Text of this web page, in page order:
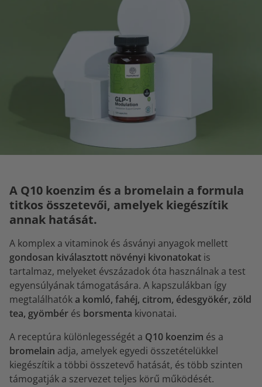
A Q10 koenzim és a bromelain a formula
titkos összetevői, amelyek kiegészítik
annak hatását.
A komplex a vitaminok és ásványi anyagok mellett
gondosan kiválasztott növényi kivonatokat is
tartalmaz, melyeket évszázadok óta használnak a test
egyensúlyának támogatására. A kapszulákban így
megtalálhatók a komló, fahéj, citrom, édesgyökér, zöld
tea, gyömbér és borsmenta kivonatai.
A receptúra különlegességét a Q10 koenzim és a
bromelain adja, amelyek egyedi összetételükkel
kiegészítik a többi összetevő hatását, és több szinten
támogatják a szervezet teljes körű működését.